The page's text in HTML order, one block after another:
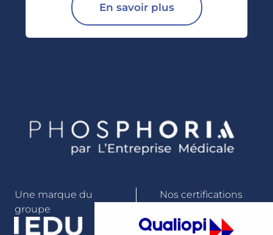
En savoir plus
Une marque du
groupe
Nos certifications